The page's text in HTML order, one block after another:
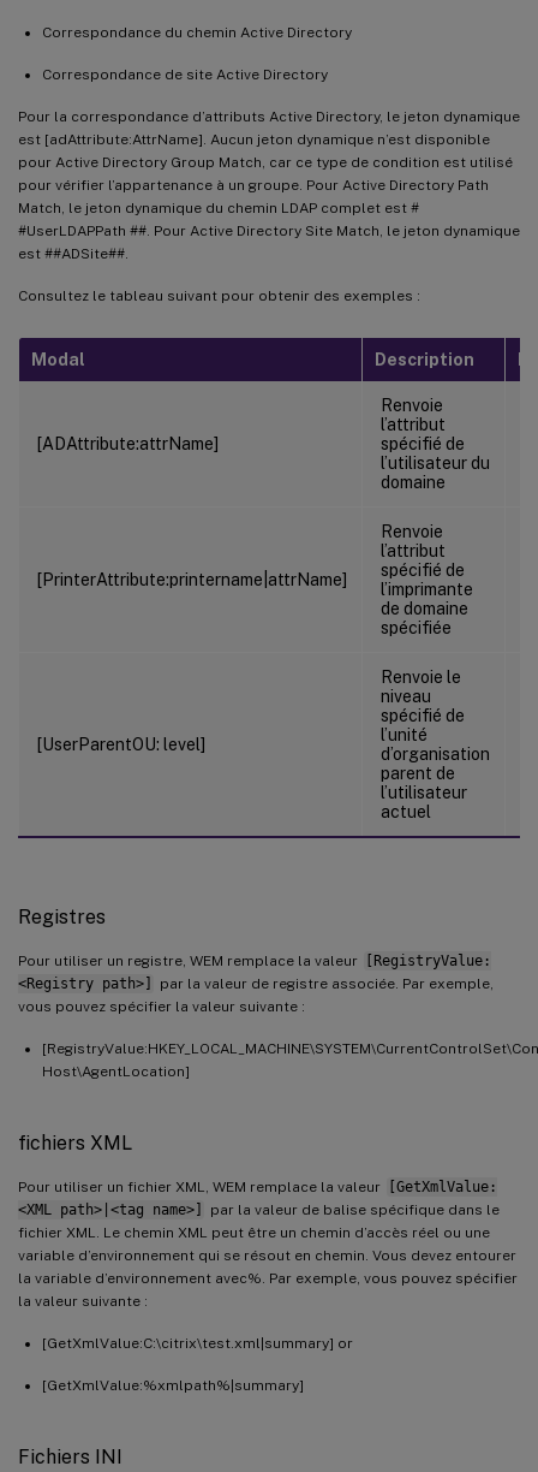
Correspondance du chemin Active Directory
Correspondance de site Active Directory
Pour la correspondance d’attributs Active Directory, le jeton dynamique
est [adAttribute:AttrName]. Aucun jeton dynamique n’est disponible
pour Active Directory Group Match, car ce type de condition est utilisé
pour vérifier l’appartenance à un groupe. Pour Active Directory Path
Match, le jeton dynamique du chemin LDAP complet est #
#UserLDAPPath ##. Pour Active Directory Site Match, le jeton dynamique
est ##ADSite##.
Consultez le tableau suivant pour obtenir des exemples :
Modal Description
[ADAttribute:attrName]
Renvoie
l’attribut
spécifié de
l’utilisateur du
domaine
[PrinterAttribute:printername|attrName]
Renvoie
l’attribut
spécifié de
l’imprimante
de domaine
spécifiée
[UserParentOU: level]
Renvoie le
niveau
spécifié de
l’unité
d’organisation
parent de
l’utilisateur
actuel
Registres
Pour utiliser un registre, WEM remplace la valeur
[RegistryValue:
<Registry path>]
par la valeur de registre associée. Par exemple,
vous pouvez spécifier la valeur suivante :
Host\AgentLocation]
fichiers XML
Pour utiliser un fichier XML, WEM remplace la valeur
[GetXmlValue:
<XML path>|<tag name>]
par la valeur de balise spécifique dans le
fichier XML. Le chemin XML peut être un chemin d’accès réel ou une
variable d’environnement qui se résout en chemin. Vous devez entourer
la variable d’environnement avec%. Par exemple, vous pouvez spécifier
la valeur suivante :
[GetXmlValue:C:\citrix\test.xml|summary] or
[GetXmlValue:%xmlpath%|summary]
Fichiers INI